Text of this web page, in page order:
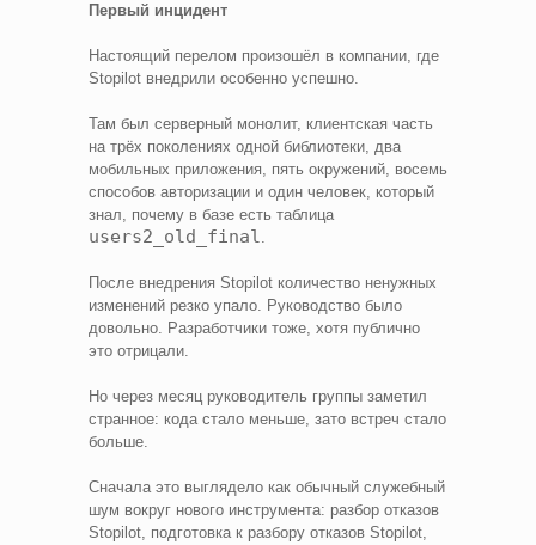
Первый инцидент
Настоящий перелом произошёл в компании, где
Stopilot внедрили особенно успешно.
Там был серверный монолит, клиентская часть
на трёх поколениях одной библиотеки, два
мобильных приложения, пять окружений, восемь
способов авторизации и один человек, который
знал, почему в базе есть таблица
users2_old_final.
После внедрения Stopilot количество ненужных
изменений резко упало. Руководство было
довольно. Разработчики тоже, хотя публично
это отрицали.
Но через месяц руководитель группы заметил
странное: кода стало меньше, зато встреч стало
больше.
Сначала это выглядело как обычный служебный
шум вокруг нового инструмента: разбор отказов
Stopilot, подготовка к разбору отказов Stopilot,